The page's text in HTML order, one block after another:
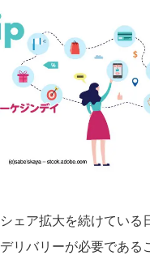
ェア拡大を続けている
リバリーが必要である